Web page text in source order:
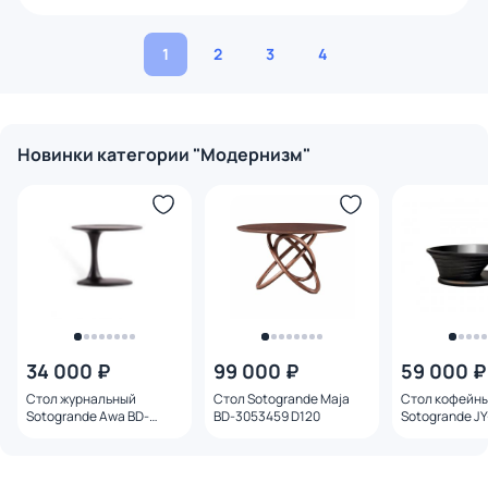
1 2 3 4
Новинки категории "Модернизм"
34 000 ₽
Стол журнальный
Sotogrande Awa BD-
99 000 ₽
Стол Sotogrande Maja
BD-3053459 D120
59 000 ₽
Стол
Sotogrande